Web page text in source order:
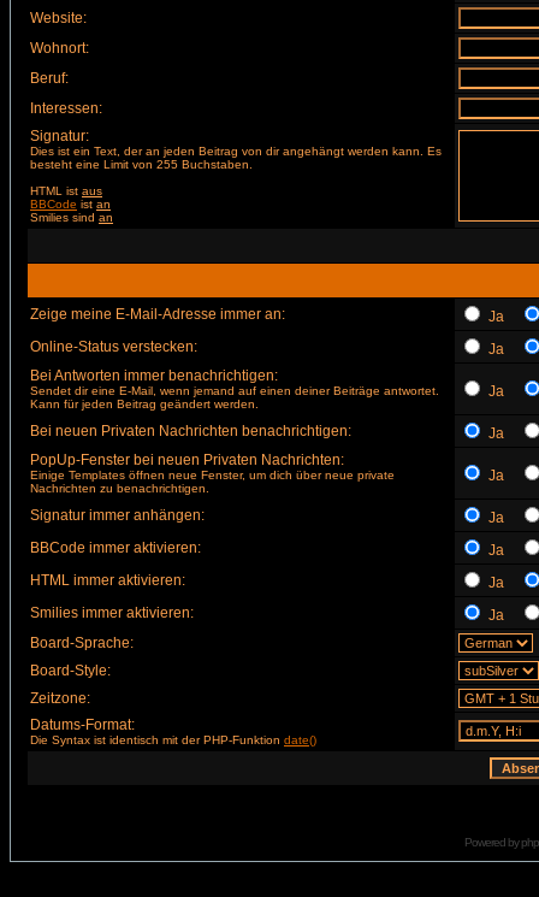
Website:
Wohnort:
Beruf:
Interessen:
Signatur:
Dies ist ein Text, der an jeden Beitrag von dir angehängt werden kann. Es
besteht eine Limit von 255 Buchstaben.
HTML ist aus
BBCode ist an
Smilies sind an
Zeige meine E-Mail-Adresse immer an:
Ja
Online-Status verstecken:
Ja
Bei Antworten immer benachrichtigen:
Sendet dir eine E-Mail, wenn jemand auf einen deiner Beiträge antwortet.
Kann für jeden Beitrag geändert werden.
Ja
Bei neuen Privaten Nachrichten benachrichtigen:
Ja
PopUp-Fenster bei neuen Privaten Nachrichten:
Einige Templates öffnen neue Fenster, um dich über neue private
Nachrichten zu benachrichtigen.
Ja
Signatur immer anhängen:
Ja
BBCode immer aktivieren:
Ja
HTML immer aktivieren:
Ja
Smilies immer aktivieren:
Ja
Board-Sprache:
Board-Style:
Zeitzone:
Datums-Format:
Die Syntax ist identisch mit der PHP-Funktion date()
Powered by